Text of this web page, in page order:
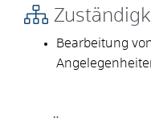
Bearbeitung